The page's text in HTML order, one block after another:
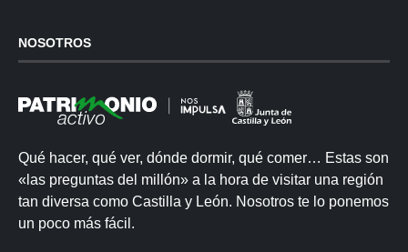
NOSOTROS
Qué hacer, qué ver, dónde dormir, qué comer… Estas son
«las preguntas del millón» a la hora de visitar una región
tan diversa como Castilla y León. Nosotros te lo ponemos
un poco más fácil.